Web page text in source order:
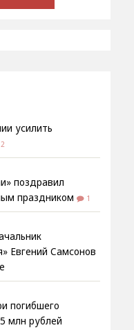
усилить
2
поздравил
праздником
1
Евгений Самсонов
погибшего
млн рублей